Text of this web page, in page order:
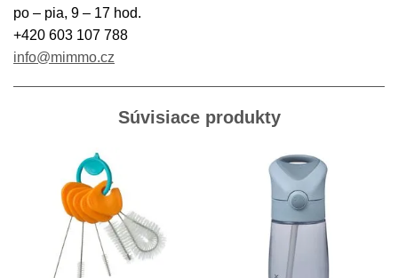
po – pia, 9 – 17 hod.
+420 603 107 788
info@mimmo.cz
Súvisiace produkty